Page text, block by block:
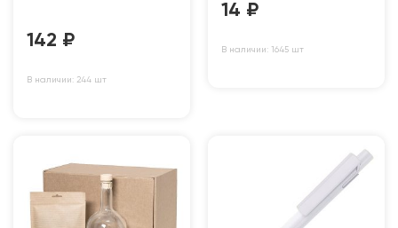
142 ₽
В наличии: 244 шт
14 ₽
В наличии: 1645 шт